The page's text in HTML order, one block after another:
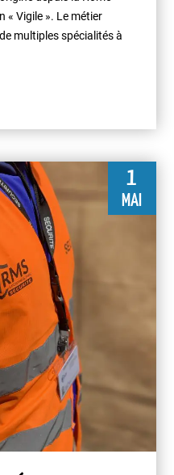
« Vigile ». Le métier
multiples spécialités à
1
MAI